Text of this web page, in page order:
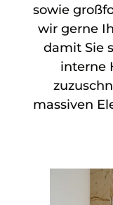
sowie
wir gerne
damit Sie
interne
massiven